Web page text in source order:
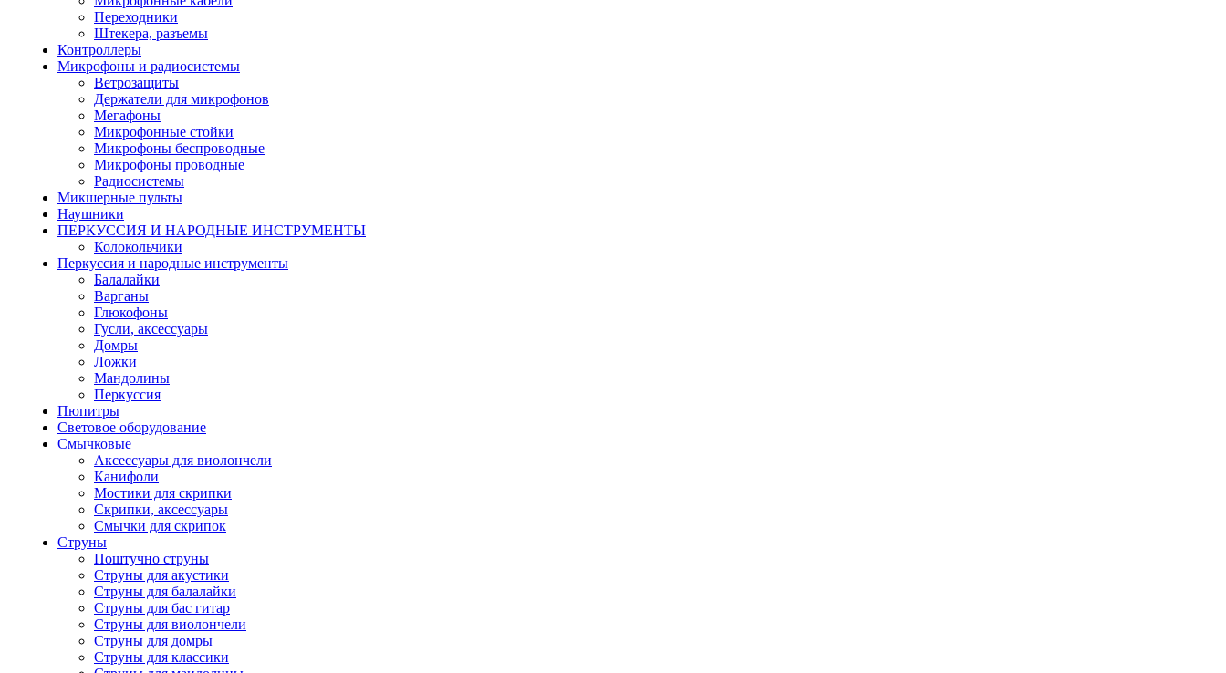
Переходники
Штекера, разъемы
Контроллеры
Микрофоны и радиосистемы
Ветрозащиты
Держатели для микрофонов
Мегафоны
Микрофонные стойки
Микрофоны беспроводные
Микрофоны проводные
Радиосистемы
Микшерные пульты
Наушники
ПЕРКУССИЯ И НАРОДНЫЕ ИНСТРУМЕНТЫ
Колокольчики
Перкуссия и народные инструменты
Балалайки
Варганы
Глюкофоны
Гусли, аксессуары
Домры
Ложки
Мандолины
Перкуссия
Пюпитры
Световое оборудование
Смычковые
Аксессуары для виолончели
Канифоли
Мостики для скрипки
Скрипки, аксессуары
Смычки для скрипок
Струны
Поштучно струны
Струны для акустики
Струны для балалайки
Струны для бас гитар
Струны для виолончели
Струны для домры
Струны для классики